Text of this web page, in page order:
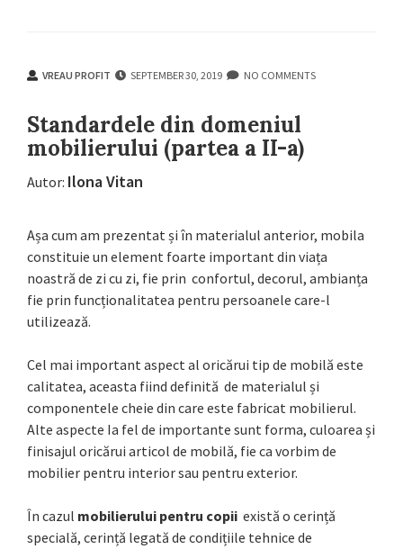
VREAU PROFIT SEPTEMBER 30, 2019 NO COMMENTS
Standardele din domeniul
mobilierului (partea a II-a)
Autor: Ilona Vitan
Așa cum am prezentat și în materialul anterior, mobila
constituie un element foarte important din viața
noastră de zi cu zi, fie prin confortul, decorul, ambianța
fie prin funcționalitatea pentru persoanele care-l
utilizează.
Cel mai important aspect al oricărui tip de mobilă este
calitatea, aceasta fiind definită de materialul și
componentele cheie din care este fabricat mobilierul.
Alte aspecte Ia fel de importante sunt forma, culoarea și
finisajul oricărui articol de mobilă, fie ca vorbim de
mobilier pentru interior sau pentru exterior.
În cazul mobilierului pentru copii există o cerință
specială, cerință legată de condițiile tehnice de